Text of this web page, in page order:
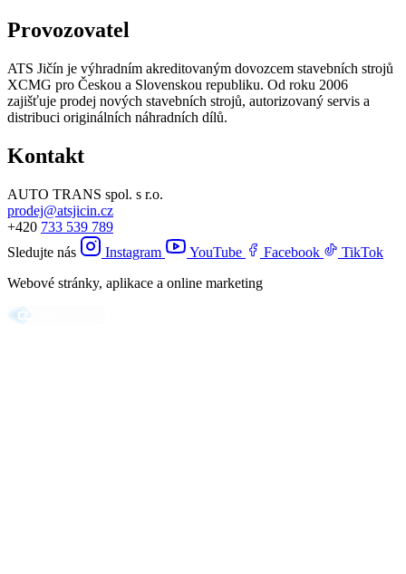
Provozovatel
ATS Jičín je výhradním akreditovaným dovozcem stavebních strojů
XCMG pro Českou a Slovenskou republiku. Od roku 2006
zajišťuje prodej nových stavebních strojů, autorizovaný servis a
distribuci originálních náhradních dílů.
Kontakt
AUTO TRANS spol. s r.o.
prodej@atsjicin.cz
+420 733 539 789
Sledujte nás
Instagram YouTube Facebook
TikTok
Webové stránky, aplikace a online marketing